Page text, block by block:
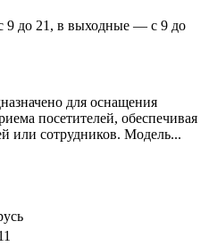
9 до 21, в выходные — с 9 до
для оснащения
посетителей, обеспечивая
или сотрудников. Модель...